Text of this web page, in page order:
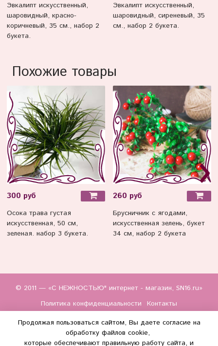
Эвкалипт искусственный,
шаровидный, красно-
коричневый, 35 см., набор 2
букета.
Эвкалипт искусственный,
шаровидный, сиреневый, 35
см., набор 2 букета.
Похожие товары
300 руб
Осока трава густая
искусственная, 50 см,
зеленая. набор 3 букета.
260 руб
Брусничник с ягодами,
искусственная зелень, букет
34 см, набор 2 букета
© 2011 — «С НЕЖНОСТЬЮ" интернет - магазин, SN16.ru»
Политика конфиденциальности
Контакты
Продолжая пользоваться сайтом, Вы даете согласие на
обработку файлов cookie,
которые обеспечивают правильную работу сайта, и